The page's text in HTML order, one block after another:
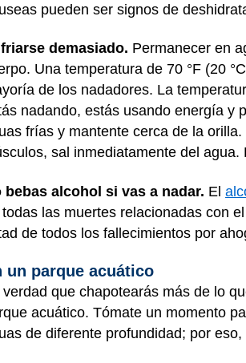
pueden ser signos de
demasiado. Permanecer en
Una temperatura de 70 °F (20
de los nadadores. La
nadando, estás usando energía y
frías y mantente cerca de la
sal inmediatamente del
bebas alcohol si vas a nadar. El
las muertes relacionadas con
de todos los fallecimientos por
un parque acuático
verdad que chapotearás más de lo
acuático. Tómate un momento
de diferente profundidad; por